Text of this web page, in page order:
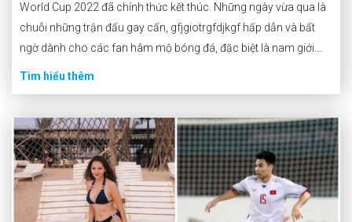
World Cup 2022 đã chính thức kết thúc. Những ngày vừa qua là
chuỗi những trận đấu gay cấn, gfjgiotrgfdjkgf hấp dẫn và bất
ngờ dành cho các fan hâm mộ bóng đá, đặc biệt là nam giới.
Còn với vợ, bạn gái hay “em gái mưa”, giờ đây họ sẽ […]
Tìm hiểu thêm